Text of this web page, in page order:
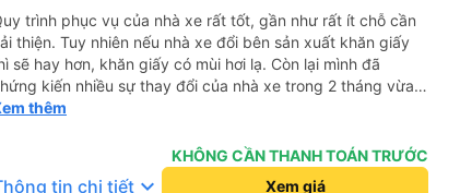
phục vụ chuyên nghiệp của Yến Nhi đã góp phần nâng
chất lượng dịch vụ chung, đồng thời tạo dựng hình ảnh
cực cho nhà xe trong mắt khách hàng. Đây thực sự là
tấm gương đáng khen ngợi trong lĩnh vực dịch vụ vận
hành khách.
trình phục vụ của nhà xe rất tốt, gần như rất ít chỗ cần
thiện. Tuy nhiên nếu nhà xe đổi bên sản xuất khăn giấy
sẽ hay hơn, khăn giấy có mùi hơi lạ. Còn lại mình đã
kiến nhiều sự thay đổi của nhà xe trong 2 tháng vừa
tài xế và phụ xe ngày càng thân thiện, quy trình phục vụ
trung chuyển ở Hà Nội khi đã phân vùng từng xe
thêm
KHÔNG CẦN THANH TOÁN TRƯỚC
tin chi tiết keyboard_arrow_down Xem giá